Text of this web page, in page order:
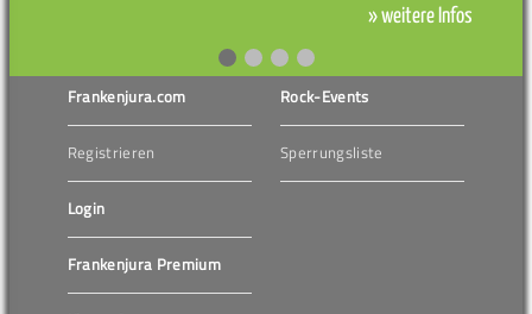
» weitere Infos
Frankenjura.com
Registrieren
Login
Frankenjura Premium
Rock-Events
Sperrungsliste